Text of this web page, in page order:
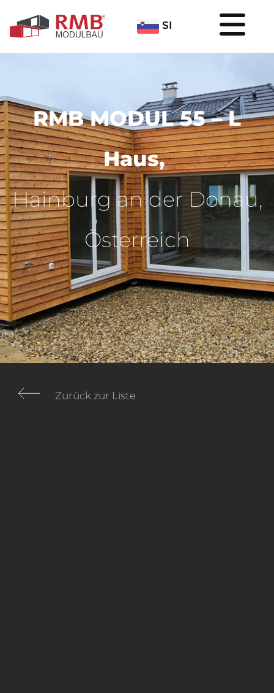
SI
RMB MODUL 55 – L
Haus,
Hainburg an der Donau,
Österreich
Zurück zur Liste